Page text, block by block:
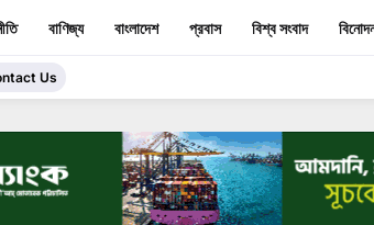
বাণিজ্য বাংলাদেশ প্রবাস বিশ্ব সংবাদ
Us